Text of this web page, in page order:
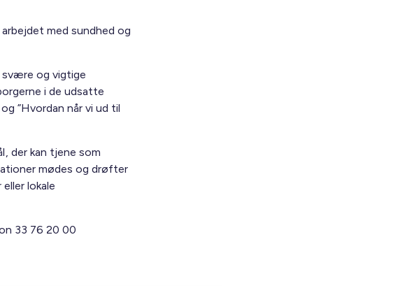
med sundhed og
og vigtige
i de udsatte
”Hvordan når vi ud til
der kan tjene som
mødes og drøfter
lokale
33 76 20 00